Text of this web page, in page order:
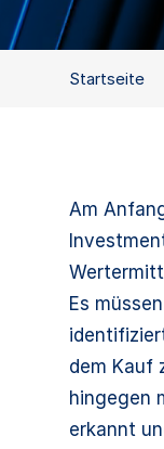
Am
Es
dem Kauf
hingegen
erkannt
Startseite